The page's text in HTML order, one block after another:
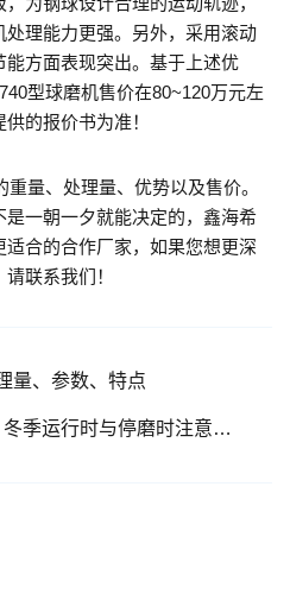
理能力更强。另外，采用滚动
方面表现突出。基于上述优
型球磨机售价在80~120万元左
的报价书为准！
量、处理量、优势以及售价。
一朝一夕就能决定的，鑫海希
合的合作厂家，如果您想更深
联系我们！
量、参数、特点
球磨机冬季保养，冬季运行时与停磨时注意事项